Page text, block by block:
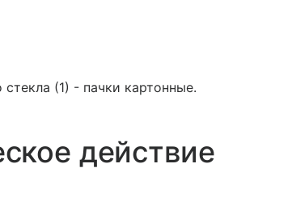
(1) - пачки картонные.
действие